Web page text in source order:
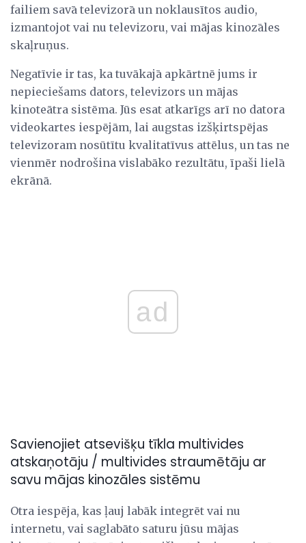
failiem savā televizorā un noklausītos audio,
izmantojot vai nu televizoru, vai mājas kinozāles
skaļruņus.
Negatīvie ir tas, ka tuvākajā apkārtnē jums ir
nepieciešams dators, televizors un mājas
kinoteātra sistēma. Jūs esat atkarīgs arī no datora
videokartes iespējām, lai augstas izšķirtspējas
televizoram nosūtītu kvalitatīvus attēlus, un tas ne
vienmēr nodrošina vislabāko rezultātu, īpaši lielā
ekrānā.
ad
Savienojiet atsevišķu tīkla multivides
atskaņotāju / multivides straumētāju ar
savu mājas kinozāles sistēmu
Otra iespēja, kas ļauj labāk integrēt vai nu
internetu, vai saglabāto saturu jūsu mājas